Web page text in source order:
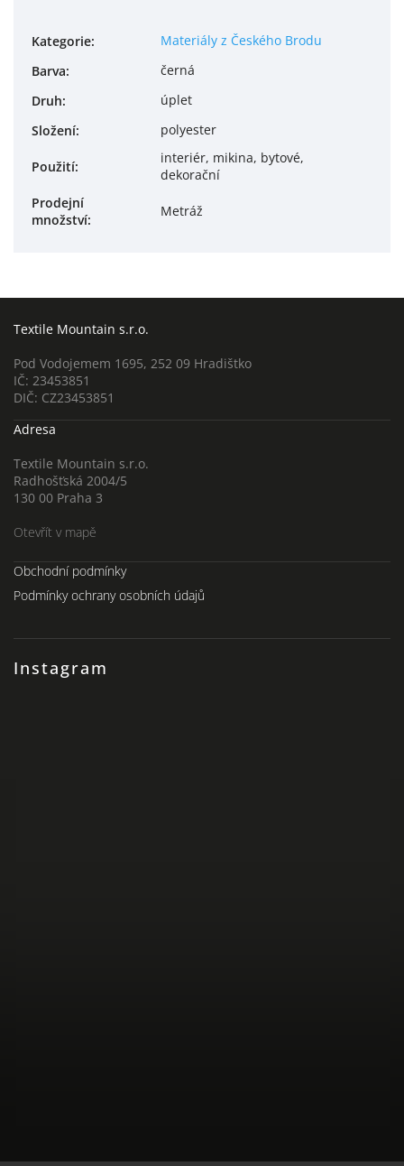
Kategorie:
Materiály z Českého Brodu
Barva:
černá
Druh:
úplet
Složení: polyester
Použití:
interiér, mikina, bytové,
dekorační
Prodejní
množství:
Metráž
Textile Mountain s.r.o.
Pod Vodojemem 1695, 252 09 Hradištko
IČ: 23453851
DIČ: CZ23453851
Adresa
Textile Mountain s.r.o.
Radhošťská 2004/5
130 00 Praha 3
Otevřít v mapě
Instagram
Obchodní podmínky
Podmínky ochrany osobních údajů